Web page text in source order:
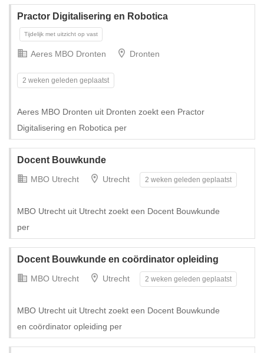
Tijdelijk met uitzicht op vast
Practor Digitalisering en Robotica
Tijdelijk met uitzicht op vast
Aeres MBO Dronten Dronten
2 weken geleden geplaatst
Aeres MBO Dronten uit Dronten zoekt een Practor
Digitalisering en Robotica per
Docent Bouwkunde
MBO Utrecht Utrecht 2 weken geleden geplaatst
MBO Utrecht uit Utrecht zoekt een Docent Bouwkunde
per
Docent Bouwkunde en coördinator opleiding
MBO Utrecht Utrecht 2 weken geleden geplaatst
MBO Utrecht uit Utrecht zoekt een Docent Bouwkunde
en coördinator opleiding per